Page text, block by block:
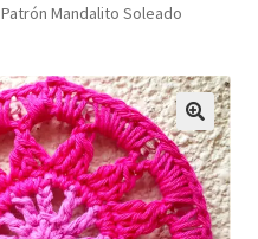
Patrón Mandalito Soleado